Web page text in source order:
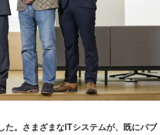
。さまざまなITシステムが、既にパブ